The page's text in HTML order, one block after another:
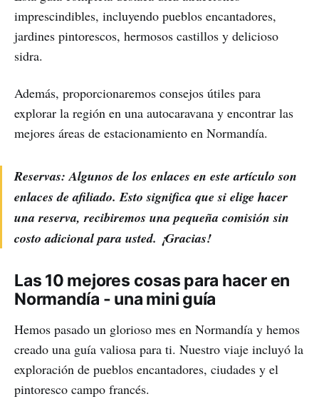
imprescindibles, incluyendo pueblos encantadores,
jardines pintorescos, hermosos castillos y delicioso
sidra.
Además, proporcionaremos consejos útiles para
explorar la región en una autocaravana y encontrar las
mejores áreas de estacionamiento en Normandía.
Reservas: Algunos de los enlaces en este artículo son
enlaces de afiliado. Esto significa que si elige hacer
una reserva, recibiremos una pequeña comisión sin
costo adicional para usted. ¡Gracias!
Las 10 mejores cosas para hacer en
Normandía - una mini guía
Hemos pasado un glorioso mes en Normandía y hemos
creado una guía valiosa para ti. Nuestro viaje incluyó la
exploración de pueblos encantadores, ciudades y el
pintoresco campo francés.